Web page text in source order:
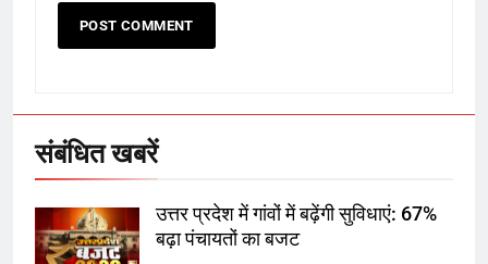
संबंधित खबरें
उत्तर प्रदेश में गांवों में बढ़ेंगी सुविधाएं: 67%
बढ़ा पंचायतों का बजट
6
उत्तर प्रदेश में गांवों में बढ़ेंगी सुविधाएं: 67%
बढ़ा पंचायतों का बजट